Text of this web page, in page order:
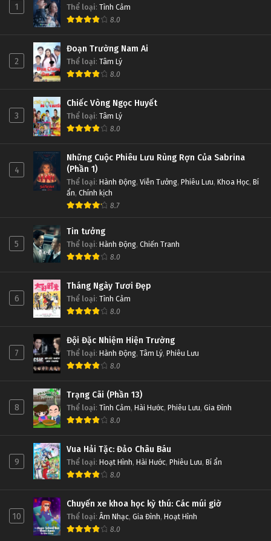
1 Thể loại: Tình Cảm
8.0
2
Đoạn Trường Nam Ai
Thể loại: Tâm Lý
8.0
3
Chiếc Vòng Ngọc Huyết
Thể loại: Tâm Lý
8.0
4
Những Cuộc Phiêu Lưu Rùng Rợn Của Sabrina
(Phần 1)
Thể loại: Hành Động, Viễn Tưởng, Phiêu Lưu, Khoa Học, Bí
ẩn, Chính kịch
8.7
5
Tin tưởng
Thể loại: Hành Động, Chiến Tranh
8.0
6
Tháng Ngày Tươi Đẹp
Thể loại: Tình Cảm
8.0
7
Đội Đặc Nhiệm Hiện Trường
Thể loại: Hành Động, Tâm Lý, Phiêu Lưu
8.0
8
Trạng Cãi (Phần 13)
Thể loại: Tình Cảm, Hài Hước, Phiêu Lưu, Gia Đình
8.0
9
Vua Hải Tặc: Đảo Châu Báu
Thể loại: Hoạt Hình, Hài Hước, Phiêu Lưu, Bí ẩn
8.0
10
Chuyến xe khoa học kỳ thú: Các múi giờ
Thể loại: Âm Nhạc, Gia Đình, Hoạt Hình
8.0